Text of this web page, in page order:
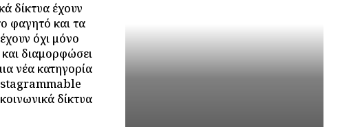
δίκτυα έχουν
φαγητό και τα
όχι μόνο
και διαμορφώσει
νέα κατηγορία
δίκτυα